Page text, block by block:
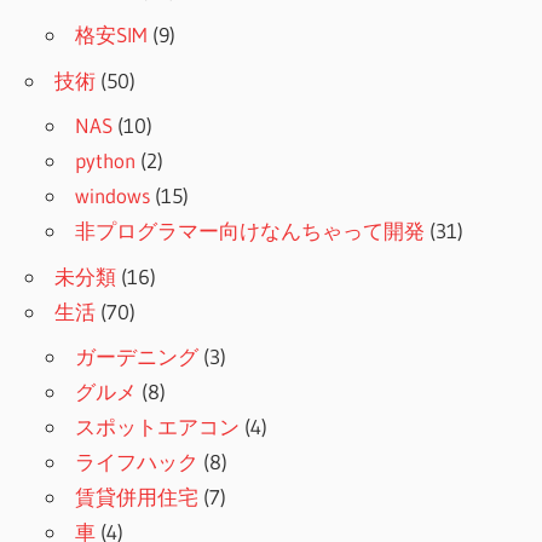
格安SIM (9)
技術 (50)
NAS (10)
python (2)
windows (15)
非プログラマー向けなんちゃって開発 (31)
未分類 (16)
生活 (70)
ガーデニング(3)
グルメ (8)
スポットエアコン (4)
ライフハック (8)
賃貸併用住宅 (7)
車 (4)